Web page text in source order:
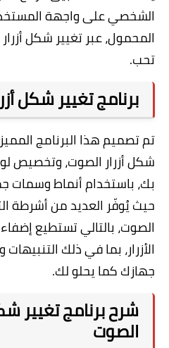
الشخصي على واجهة
المحمول، عبر تغيير شكل
تحب.
برنامج تغيير شكل
تم تصميم هذا البرنامج
شكل أزرار الصوت، وتخصيص
بك، باستخدام أنماط وسمات
حيث يُوفّر العديد من أشرطة
الصوت، بالتالي تستطيع
الأزرار، بما في ذلك
جهازك كما يحلو لك.
شرح برنامج تغيير
الصوت